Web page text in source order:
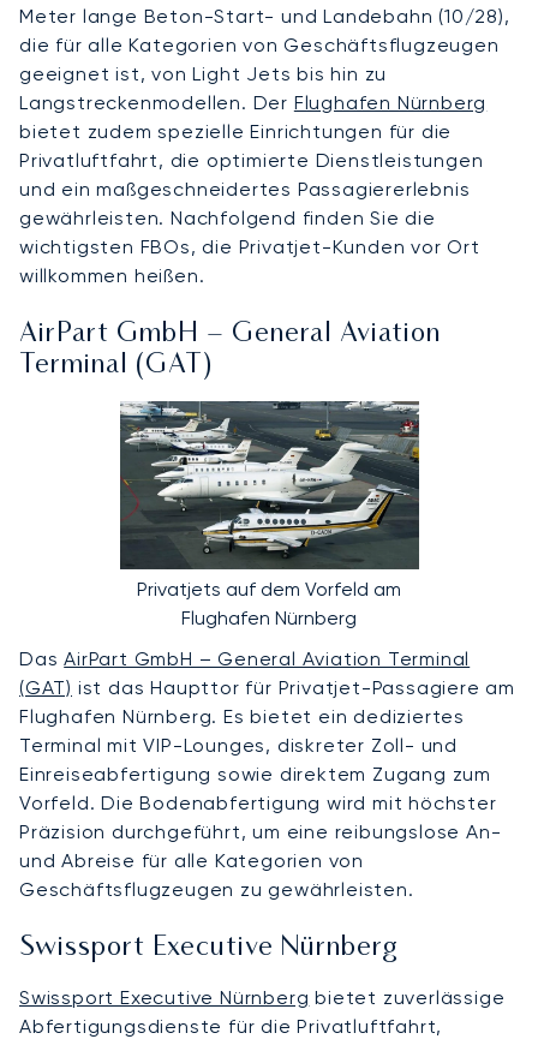
Meter lange Beton-Start- und Landebahn (10/28),
die für alle Kategorien von Geschäftsflugzeugen
geeignet ist, von Light Jets bis hin zu
Langstreckenmodellen. Der Flughafen Nürnberg
bietet zudem spezielle Einrichtungen für die
Privatluftfahrt, die optimierte Dienstleistungen
und ein maßgeschneidertes Passagiererlebnis
gewährleisten. Nachfolgend finden Sie die
wichtigsten FBOs, die Privatjet-Kunden vor Ort
willkommen heißen.
AirPart GmbH – General Aviation
Terminal (GAT)
Privatjets auf dem Vorfeld am
Flughafen Nürnberg
DasAirPart GmbH – General Aviation Terminal
(GAT) ist das Haupttor für Privatjet-Passagiere am
Flughafen Nürnberg. Es bietet ein dediziertes
Terminal mit VIP-Lounges, diskreter Zoll- und
Einreiseabfertigung sowie direktem Zugang zum
Vorfeld. Die Bodenabfertigung wird mit höchster
Präzision durchgeführt, um eine reibungslose An-
und Abreise für alle Kategorien von
Geschäftsflugzeugen zu gewährleisten.
Swissport Executive Nürnberg
Swissport Executive Nürnberg bietet zuverlässige
Abfertigungsdienste für die Privatluftfahrt,